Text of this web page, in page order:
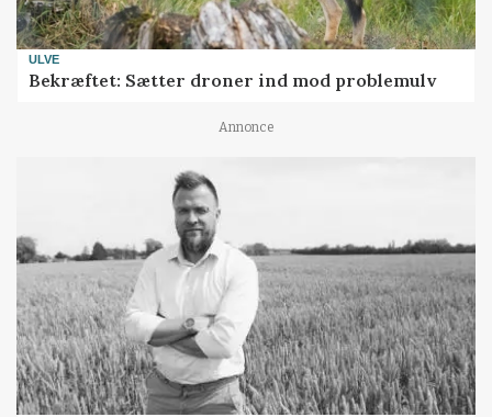
ULVE
Bekræftet: Sætter droner ind mod problemulv
Annonce